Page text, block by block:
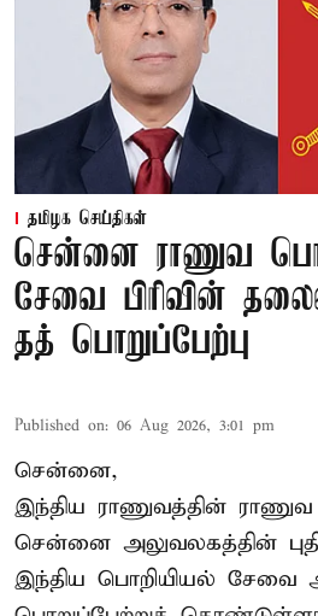
தமிழக செய்திகள்
சென்னை ராணுவ
சேவை பிரிவின்
தத் பொறுப்பேற்பு
Published on: 06 Aug 2026, 3:01 pm
சென்னை,
இந்திய ராணுவத்தின்
சென்னை அலுவலகத்தின்
இந்திய பொறியியல் சேவை